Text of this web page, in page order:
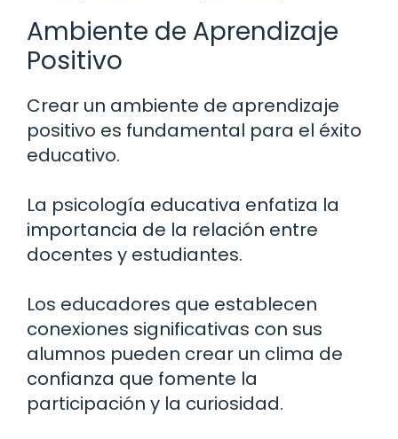
Ambiente de Aprendizaje
Positivo
Crear un ambiente de aprendizaje
positivo es fundamental para el éxito
educativo.
La psicología educativa enfatiza la
importancia de la relación entre
docentes y estudiantes.
Los educadores que establecen
conexiones significativas con sus
alumnos pueden crear un clima de
confianza que fomente la
participación y la curiosidad.